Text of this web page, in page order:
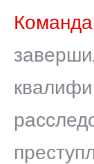
Команда